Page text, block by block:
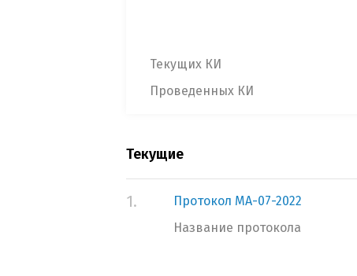
Текущих КИ
Проведенных КИ
Текущие
1.
Протокол МА-07-2022
Название протокола